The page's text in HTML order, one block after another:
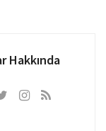
Hakkında